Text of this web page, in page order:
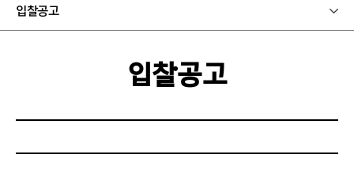
입찰공고
입찰공고